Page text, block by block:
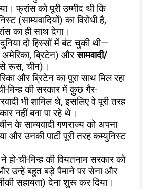
फ्रांस को पूरी उम्मीद थी कि
(साम्यवादियों) का विरोधी है,
का ही साथ देगा।
दो हिस्सों में बंट चुकी थी—
ब्रिटेन) औरसामवादी/
रूस, चीन)।
और ब्रिटेन का पूरा साथ मिल रहा
मिन्ह की सरकार में कुछ गैर-
भी शामिल थे, इसलिए वे पूरी तरह
नहीं बना पा रहे थे।
के साम्यवादी गणराज्य को अपना
और उनकी पार्टी पूरी तरह कम्युनिस्ट
हो-ची-मिन्ह की वियतनाम सरकार को
उन्हें बहुत बड़े पैमाने पर सेना और
सहायता) देना शुरू कर दिया।